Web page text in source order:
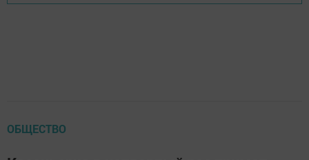
ОБЩЕСТВО